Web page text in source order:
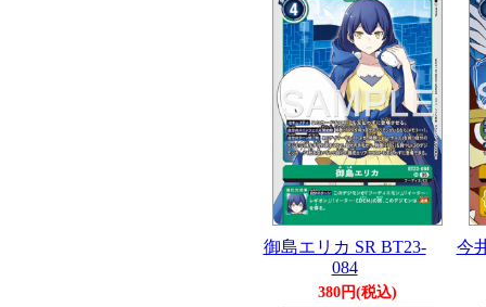
御島エリカ SR BT23-
084
380円(税込)
今